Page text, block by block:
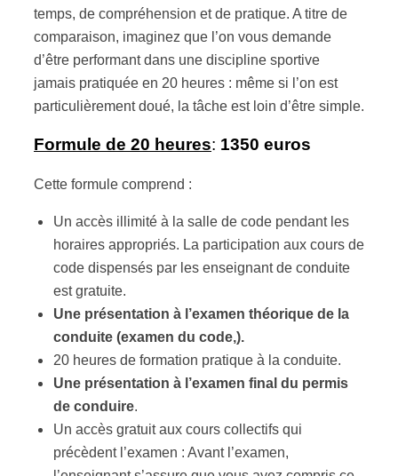
temps, de compréhension et de pratique. A titre de
comparaison, imaginez que l’on vous demande
d’être performant dans une discipline sportive
jamais pratiquée en 20 heures : même si l’on est
particulièrement doué, la tâche est loin d’être simple.
Formule de 20 heures: 1350 euros
Cette formule comprend :
Un accès illimité à la salle de code pendant les
horaires appropriés. La participation aux cours de
code dispensés par les enseignant de conduite
est gratuite.
Une présentation à l’examen théorique de la
conduite (examen du code,).
20 heures de formation pratique à la conduite.
Une présentation à l’examen final du permis
de conduire.
Un accès gratuit aux cours collectifs qui
précèdent l’examen : Avant l’examen,